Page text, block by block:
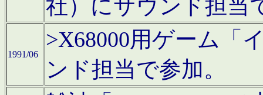
社）にサウンド担当
1991/06
>X68000用ゲーム「
ンド担当で参加。